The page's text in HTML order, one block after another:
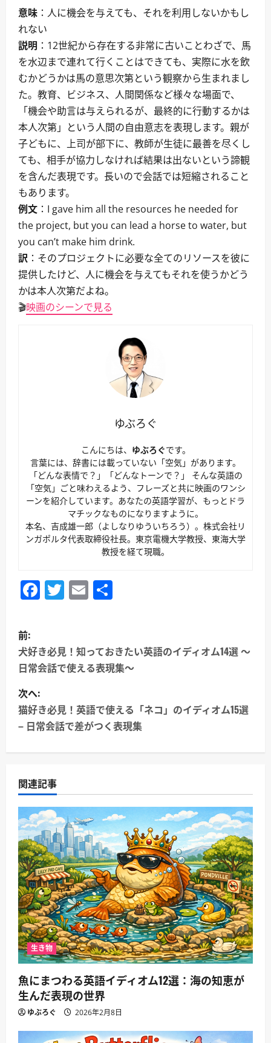
意味 ：人に機会を与えても、それを利用しないかもし
れない
説明 ：12世紀から存在する非常に古いことわざで、馬
を水辺まで連れて行くことはできても、実際に水を飲
むかどうかは馬の意思次第という観察から生まれまし
た。教育、ビジネス、人間関係など様々な場面で、
「機会や助言は与えられるが、最終的に行動するかは
本人次第」という人間の自由意志を表現します。親が
子どもに、上司が部下に、教師が生徒に最善を尽くし
ても、相手が協力しなければ結果は出ないという諦観
を含んだ表現です。長いので会話では短縮されること
もあります。
例文 ：I gave him all the resources he needed for
the project, but you can lead a horse to water, but
you can’t make him drink.
訳 ：そのプロジェクトに必要な全てのリソースを彼に
提供したけど、人に機会を与えてもそれを使うかどう
かは本人次第だよね。
🎬映画のシーンで見る
ゆぶろぐ
こんにちは、 ゆぶろぐです。
言葉には、辞書には載っていない「空気」があります。
「どんな表情で？」「どんなトーンで？」 そんな英語の
「空気」ごと味わえるよう、フレーズと共に映画のワンシ
ーンを紹介しています。あなたの英語学習が、もっとドラ
マチックなものになりますように。
本名、吉成雄一郎（よしなりゆういちろう）。株式会社リ
ンガポルタ代表取締役社長。東京電機大学教授、東海大学
教授を経て現職。
Facebook
Twitter
Email
投
稿
ナ
ビ
ゲ
ー
シ
ョ
ン
前:
犬好き必見！知っておきたい英語のイディオム14選 〜
日常会話で使える表現集〜
次へ:
猫好き必見！英語で使える「ネコ」のイディオム15選
– 日常会話で差がつく表現集
関連記事
生き物
魚にまつわる英語イディオム12選：海の知恵が
生んだ表現の世界
ゆぶろぐ 2026年2月8日